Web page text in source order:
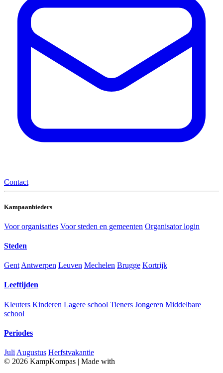
Contact
Kampaanbieders
Voor organisaties Voor steden en gemeenten Organisator login
Steden
Gent Antwerpen Leuven Mechelen Brugge Kortrijk
Leeftijden
Kleuters Kinderen Lagere school Tieners Jongeren Middelbare
school
Periodes
Juli Augustus Herfstvakantie
© 2026 KampKompas | Made with